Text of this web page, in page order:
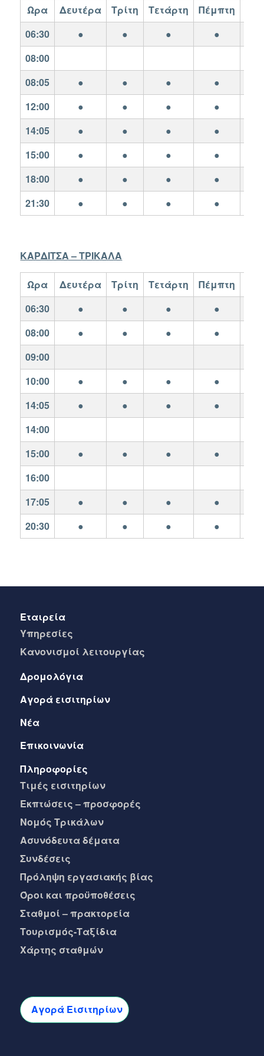
Ωρα Δευτέρα Τρίτη Τετάρτη Πέμπτη
06:30
● ● ●
●
08:00
08:05
● ● ●
●
12:00
● ● ●
●
14:05
● ● ●
●
15:00
● ● ●
●
18:00
● ● ●
●
21:30
● ● ● ●
ΚΑΡΔΙΤΣΑ – ΤΡΙΚΑΛΑ
Ωρα Δευτέρα Τρίτη Τετάρτη Πέμπτη
06:30
● ● ●
●
08:00
● ● ●
●
09:00
10:00
● ● ●
●
14:05
● ● ●
●
14:00
15:00
● ● ●
●
16:00
17:05
● ● ●
●
20:30
● ● ● ●
Εταιρεία
Yπηρεσίες
Kανονισμοί λειτουργίας
Δρομολόγια
Αγορά εισιτηρίων
Νέα
Επικοινωνία
Πληροφορίες
Τιμές εισιτηρίων
Eκπτώσεις – προσφορές
Νομός Τρικάλων
Ασυνόδευτα δέματα
Συνδέσεις
Πρόληψη εργασιακής βίας
Όροι και προϋποθέσεις
Σταθμοί – πρακτορεία
Τουρισμός-Ταξίδια
Χάρτης σταθμών
Αγορά Εισιτηρίων